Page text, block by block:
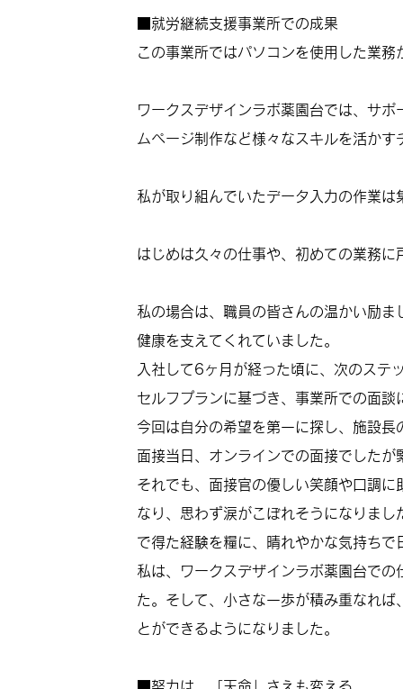
■就労継続支援事業所での成果
この事業所ではパソコンを使用した業
ワークスデザインラボ薬園台では、サ
ムページ制作など様々なスキルを活かす
私が取り組んでいたデータ入力の作業は
はじめは久々の仕事や、初めての業務に
私の場合は、職員の皆さんの温かい励
健康を支えてくれていました。
入社して6ヶ月が経った頃に、次のステ
セルフプランに基づき、事業所での面談
今回は自分の希望を第一に探し、施設長
面接当日、オンラインでの面接でしたが
それでも、面接官の優しい笑顔や口調
なり、思わず涙がこぼれそうになりま
で得た経験を糧に、晴れやかな気持ちで
私は、ワークスデザインラボ薬園台で
た。そして、小さな一歩が積み重なれ
とができるようになりました。